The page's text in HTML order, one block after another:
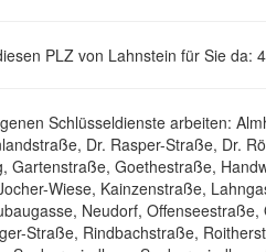
PLZ von Lahnstein für Sie da:
Schlüsseldienste arbeiten:
Dr. Rasper-Straße, Dr.
Gartenstraße, Goethestraße,
Wiese, Kainzenstraße,
Neudorf,
Straße, Rindbachstraße,